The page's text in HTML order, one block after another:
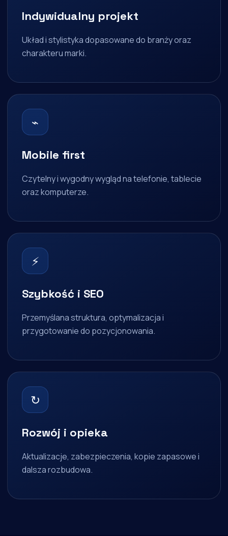
Indywidualny projekt
Układ i stylistyka dopasowane do branży oraz
charakteru marki.
⌁
Mobile first
Czytelny i wygodny wygląd na telefonie, tablecie
oraz komputerze.
⚡
Szybkość i SEO
Przemyślana struktura, optymalizacja i
przygotowanie do pozycjonowania.
↻
Rozwój i opieka
Aktualizacje, zabezpieczenia, kopie zapasowe i
dalsza rozbudowa.